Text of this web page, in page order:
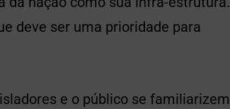
deve ser uma prioridade para
e o público se familiarizem